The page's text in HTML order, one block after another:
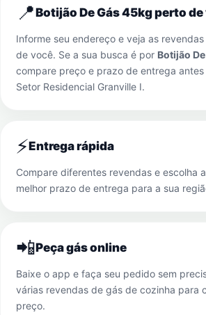
📍Botijão De Gás 45kg perto
Informe seu endereço e veja as
de você. Se a sua busca é por Botijão
compare preço e prazo de entrega
Setor Residencial Granville I.
⚡Entrega rápida
Compare diferentes revendas e escolha
melhor prazo de entrega para a sua
📲Peça gás online
Baixe o app e faça seu pedido sem
várias revendas de gás de cozinha para
preço.